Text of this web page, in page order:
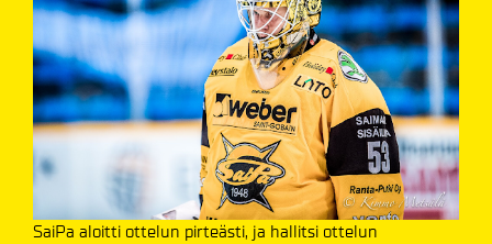
SaiPa aloitti ottelun pirteästi, ja hallitsi ottelun